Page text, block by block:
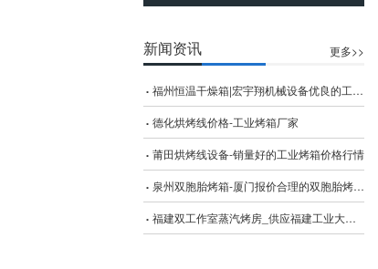
新闻资讯 更多>>
福州恒温干燥箱|宏宇翔机械设备优良的工业大型烤箱
德化烘烤线价格-工业烤箱厂家
莆田烘烤线设备-销量好的工业烤箱价格行情
泉州双胞胎烤箱-厦门报价合理的双胞胎烤箱哪里买
福建双工作室蒸汽烤房_供应福建工业大型烤箱质量保证